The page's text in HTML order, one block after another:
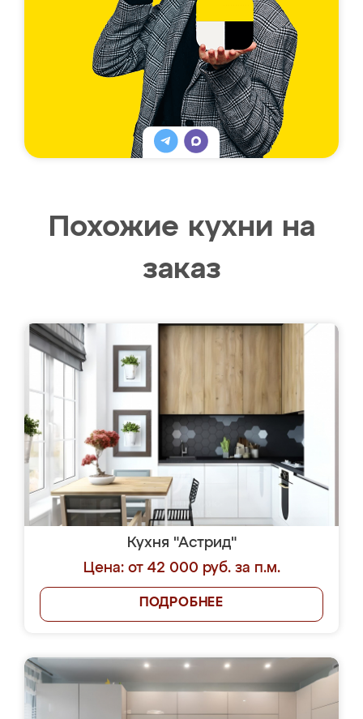
Похожие кухни на
заказ
Кухня "Астрид"
Цена: от 42 000 руб. за п.м.
ПОДРОБНЕЕ